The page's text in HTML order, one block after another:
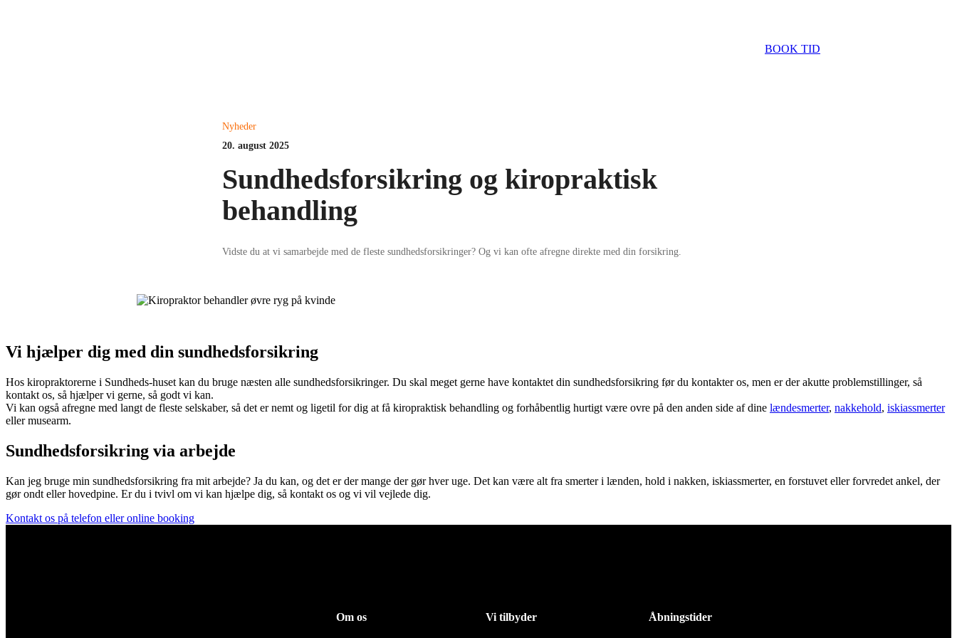
BOOK TID
Nyheder
20. august 2025
Sundhedsforsikring og kiropraktisk
behandling
Vidste du at vi samarbejde med de fleste sundhedsforsikringer? Og vi kan ofte afregne direkte med din forsikring.
Vi hjælper dig med din sundhedsforsikring
Hos kiropraktorerne i Sundheds-huset kan du bruge næsten alle sundhedsforsikringer. Du skal meget gerne have kontaktet din sundhedsforsikring før du kontakter os, men er der akutte problemstillinger, så
kontakt os, så hjælper vi gerne, så godt vi kan.
Vi kan også afregne med langt de fleste selskaber, så det er nemt og ligetil for dig at få kiropraktisk behandling og forhåbentlig hurtigt være ovre på den anden side af dine lændesmerter, nakkehold, iskiassmerter
eller musearm.
Sundhedsforsikring via arbejde
Kan jeg bruge min sundhedsforsikring fra mit arbejde? Ja du kan, og det er der mange der gør hver uge. Det kan være alt fra smerter i lænden, hold i nakken, iskiassmerter, en forstuvet eller forvredet ankel, der
gør ondt eller hovedpine. Er du i tvivl om vi kan hjælpe dig, så kontakt os og vi vil vejlede dig.
Kontakt os på telefon eller online booking
Om os Vi tilbyder Åbningstider